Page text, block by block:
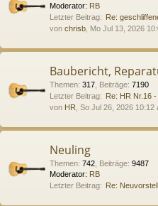
Moderator: RB
Letzter Beitrag: Re:
von chrisb , Mo Jul 13, 2026
Baubericht,
Themen: 317 Beiträge: 7190
Letzter Beitrag: Re: HR Nr.16
von HR , So Jul 26, 2026 10:12
Neuling
Themen: 742 Beiträge: 9487
Moderator: RB
Letzter Beitrag: Re: